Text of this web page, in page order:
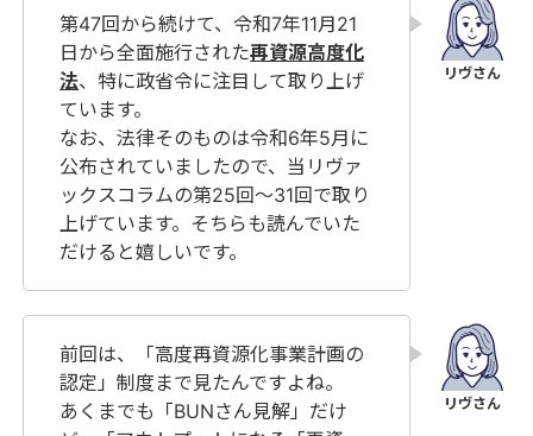
第47回から続けて、令和7年11月21
日から全面施行された再資源高度化
法、特に政省令に注目して取り上げ
ています。
なお、法律そのものは令和6年5月に
公布されていましたので、当リヴァ
ックスコラムの第25回～31回で取り
上げています。そちらも読んでいた
だけると嬉しいです。
前回は、「高度再資源化事業計画の
認定」制度まで見たんですよね。
あくまでも「BUNさん見解」だけ